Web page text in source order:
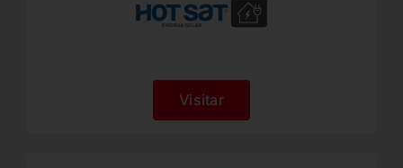
Visitar